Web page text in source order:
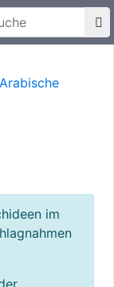
Meldungen
im